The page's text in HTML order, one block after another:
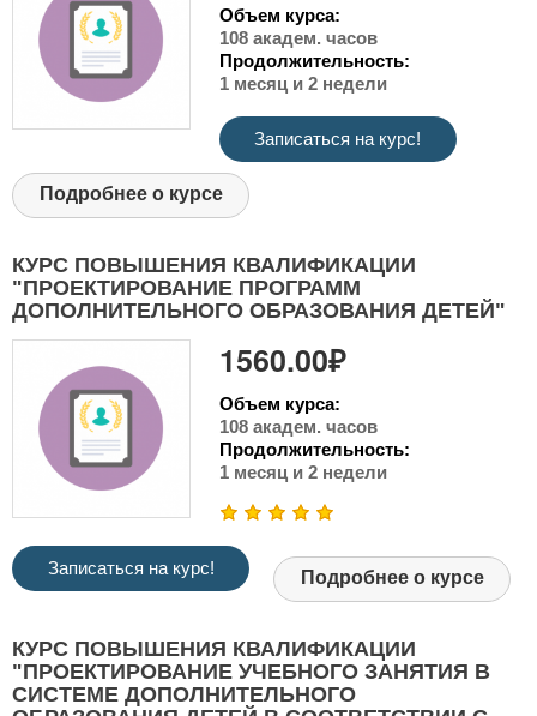
Объем курса:
108 академ. часов
Продолжительность:
1 месяц и 2 недели
Записаться на курс!
Подробнее о курсе
КУРС ПОВЫШЕНИЯ КВАЛИФИКАЦИИ
"ПРОЕКТИРОВАНИЕ ПРОГРАММ
ДОПОЛНИТЕЛЬНОГО ОБРАЗОВАНИЯ ДЕТЕЙ"
1560.00₽
Объем курса:
108 академ. часов
Продолжительность:
1 месяц и 2 недели
Записаться на курс! Подробнее о курсе
КУРС ПОВЫШЕНИЯ КВАЛИФИКАЦИИ
"ПРОЕКТИРОВАНИЕ УЧЕБНОГО ЗАНЯТИЯ В
СИСТЕМЕ ДОПОЛНИТЕЛЬНОГО